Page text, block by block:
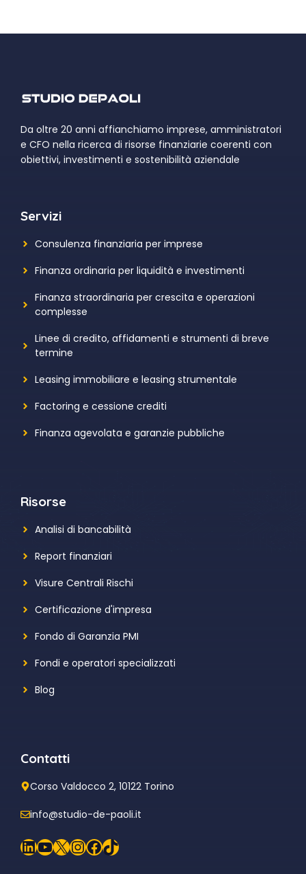
Da oltre 20 anni affianchiamo imprese, amministratori
e CFO nella ricerca di risorse finanziarie coerenti con
obiettivi, investimenti e sostenibilità aziendale
Servizi
Consulenza finanziaria per imprese
Finanza ordinaria per liquidità e investimenti
Finanza straordinaria per crescita e operazioni
complesse
Linee di credito, affidamenti e strumenti di breve
termine
Leasing immobiliare e leasing strumentale
Factoring e cessione crediti
Finanza agevolata e garanzie pubbliche
Risorse
Analisi di bancabilità
Report finanziari
Visure Centrali Rischi
Certificazione d'impresa
Fondo di Garanzia PMI
Fondi e operatori specializzati
Blog
Contatti
Corso Valdocco 2, 10122 Torino
info@studio-de-paoli.it
LinkedIn
YouTube
X Instagram
Facebook
TikTok